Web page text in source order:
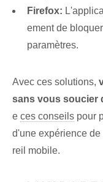
Firefox:
ement de
paramètres.
Avec ces solutions,
sans vous soucier
e ces conseils pour
d'une expérience
reil mobile.